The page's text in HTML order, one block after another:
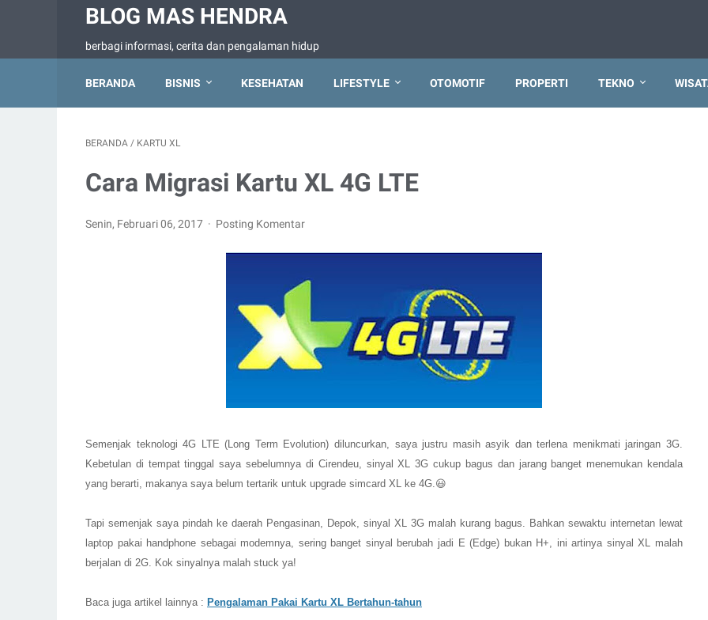
BLOG MAS HENDRA
berbagi informasi, cerita dan pengalaman hidup
BERANDA BISNIS KESEHATAN LIFESTYLE OTOMOTIF PROPERTI TEKNO
BERANDA / KARTU XL
Cara Migrasi Kartu XL 4G LTE
Senin, Februari 06, 2017 Posting Komentar
Semenjak teknologi 4G LTE (Long Term Evolution) diluncurkan, saya justru masih asyik dan terlena menikmati jaringan 3G.
Kebetulan di tempat tinggal saya sebelumnya di Cirendeu, sinyal XL 3Gcukup bagus dan jarang banget menemukan kendala
yang berarti, makanya saya belum tertarik untuk upgrade simcard XL ke 4G.😃
Tapi semenjak saya pindah ke daerah Pengasinan, Depok, sinyal XL 3G malah kurang bagus. Bahkan sewaktu internetan lewat
laptop pakai handphone sebagai modemnya, sering banget sinyal berubah jadi E (Edge) bukan H+, ini artinya sinyal XL malah
berjalan di 2G. Kok sinyalnya malah stuck ya!
Baca juga artikel lainnya : Pengalaman Pakai Kartu XL Bertahun-tahun